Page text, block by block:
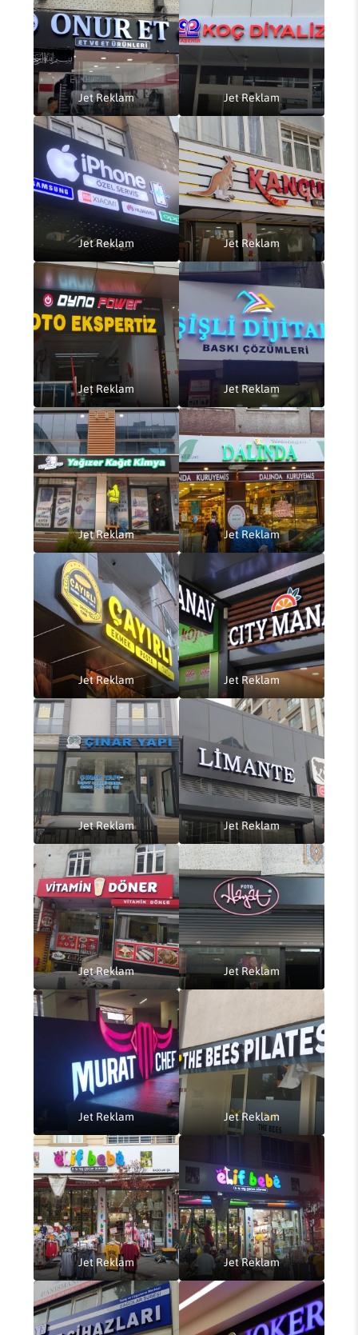
Jet Reklam Jet Reklam
Jet Reklam Jet Reklam
Jet Reklam Jet Reklam
Jet Reklam Jet Reklam
Jet Reklam Jet Reklam
Jet Reklam Jet Reklam
Jet Reklam Jet Reklam
Jet Reklam Jet Reklam
Jet Reklam Jet Reklam